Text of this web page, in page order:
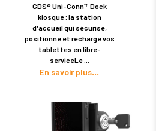
GDS® Uni-Conn™ Dock
kiosque : la station
d'accueil qui sécurise,
positionne et recharge vos
tablettes en libre-
serviceLe
En savoir plus